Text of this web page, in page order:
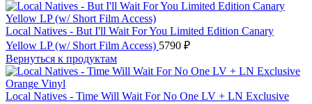
Local Natives - But I'll Wait For You Limited Edition Canary
Yellow LP (w/ Short Film Access) 5790 ₽
Вернуться к продуктам
Local Natives - Time Will Wait For No One LV + LN Exclusive